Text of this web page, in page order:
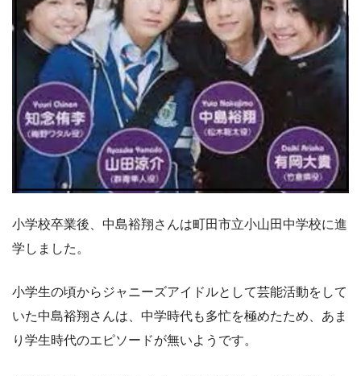
小学校卒業後、中島裕翔さんは町田市立小山田中学校に進
学しました。
小学生の頃からジャニーズアイドルとして芸能活動をして
いた中島裕翔さんは、中学時代も多忙を極めたため、あま
り学生時代のエピソードが無いようです。